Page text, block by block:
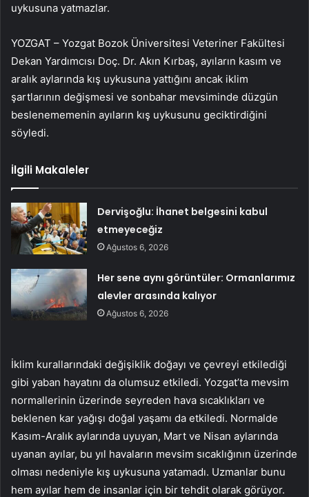
uykusuna yatmazlar.
YOZGAT – Yozgat Bozok Üniversitesi Veteriner Fakültesi
Dekan Yardımcısı Doç. Dr. Akın Kırbaş, ayıların kasım ve
aralık aylarında kış uykusuna yattığını ancak iklim
şartlarının değişmesi ve sonbahar mevsiminde düzgün
beslenememenin ayıların kış uykusunu geciktirdiğini
söyledi.
İlgili Makaleler
Dervişoğlu: İhanet belgesini kabul
etmeyeceğiz
Ağustos 6, 2026
Her sene aynı görüntüler: Ormanlarımız
alevler arasında kalıyor
Ağustos 6, 2026
İklim kurallarındaki değişiklik doğayı ve çevreyi etkilediği
gibi yaban hayatını da olumsuz etkiledi. Yozgat’ta mevsim
normallerinin üzerinde seyreden hava sıcaklıkları ve
beklenen kar yağışı doğal yaşamı da etkiledi. Normalde
Kasım-Aralık aylarında uyuyan, Mart ve Nisan aylarında
uyanan ayılar, bu yıl havaların mevsim sıcaklığının üzerinde
olması nedeniyle kış uykusuna yatamadı. Uzmanlar bunu
hem ayılar hem de insanlar için bir tehdit olarak görüyor.